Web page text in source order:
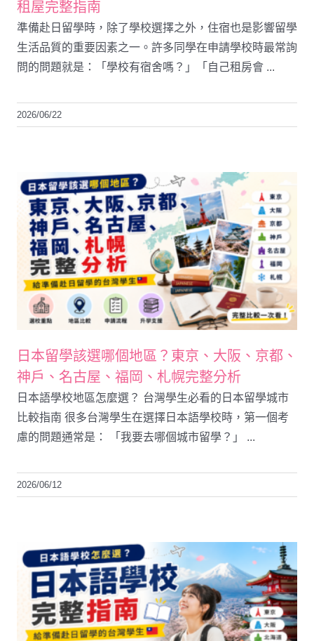
租屋完整指南
準備赴日留學時，除了學校選擇之外，住宿也是影響留學
生活品質的重要因素之一。許多同學在申請學校時最常詢
問的問題就是：「學校有宿舍嗎？」「自己租房會 ...
2026/06/22
日本留學該選哪個地區？東京、大阪、京都、
神戶、名古屋、福岡、札幌完整分析
日本語學校地區怎麼選？ 台灣學生必看的日本留學城市
比較指南 很多台灣學生在選擇日本語學校時，第一個考
慮的問題通常是： 「我要去哪個城市留學？」 ...
2026/06/12